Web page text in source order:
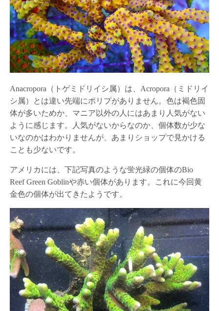
Anacropora（トゲミドリイシ属）は、Acropora（ミドリイ
シ属）とは違い先端にポリプがありません。色は褐色固
体が多いためか、マニア以外の人にはあまり人気がない
ように感じます。人気がないからなのか、個体数が少な
いなのかはわかりませんが、あまりショップで見かける
ことも少ないです。
アメリカには、下記写真のような蛍光緑の個体のBio
Reef Green Goblinや赤い個体があります。これに今回黄
金色の個体が出てきたようです。